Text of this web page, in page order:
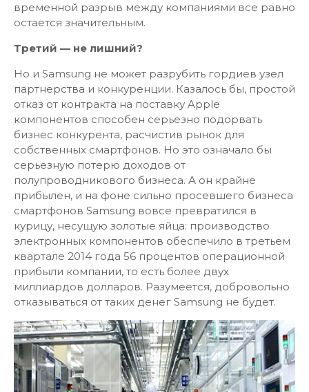
временной разрыв между компаниями все равно
остается значительным.
Третий — не лишний?
Но и Samsung не может разрубить гордиев узел
партнерства и конкуренции. Казалось бы, простой
отказ от контракта на поставку Apple
компонентов способен серьезно подорвать
бизнес конкурента, расчистив рынок для
собственных смартфонов. Но это означало бы
серьезную потерю доходов от
полупроводникового бизнеса. А он крайне
прибылен, и на фоне сильно просевшего бизнеса
смартфонов Samsung вовсе превратился в
курицу, несущую золотые яйца: производство
электронных компонентов обеспечило в третьем
квартале 2014 года 56 процентов операционной
прибыли компании, то есть более двух
миллиардов долларов. Разумеется, добровольно
отказываться от таких денег Samsung не будет.